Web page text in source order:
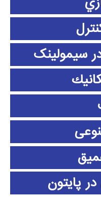
سیمولینک
پایتون